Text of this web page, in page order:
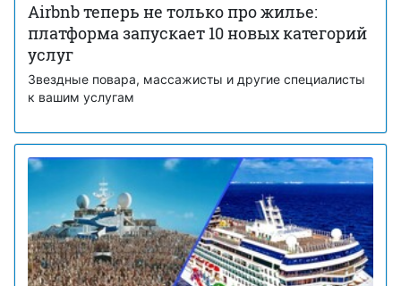
Airbnb теперь не только про жилье:
платформа запускает 10 новых категорий
услуг
Звездные повара, массажисты и другие специалисты
к вашим услугам